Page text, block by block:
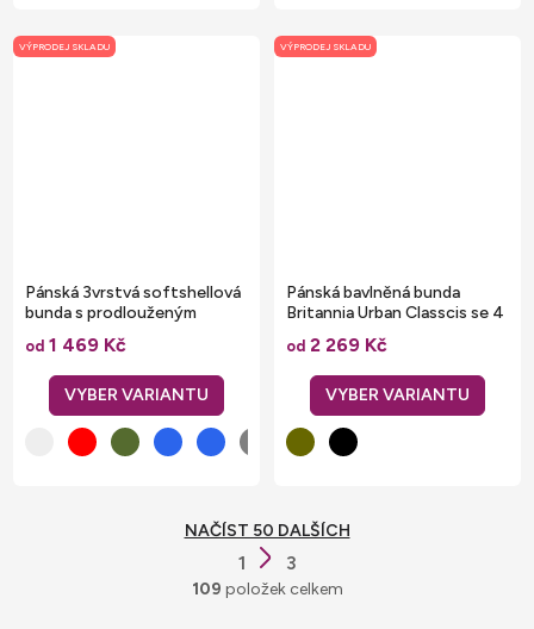
VÝPRODEJ SKLADU
Pánská 3vrstvá softshellová
bunda s prodlouženým
zadním dílem
od 1 469 Kč
VÝPRODEJ SKLADU
Pánská bavlněná bunda
Britannia Urban Classcis se 4
od 2 269 Kč
O
v
NAČÍST 50 DALŠÍCH
S
t
1 3
109 položek celkem